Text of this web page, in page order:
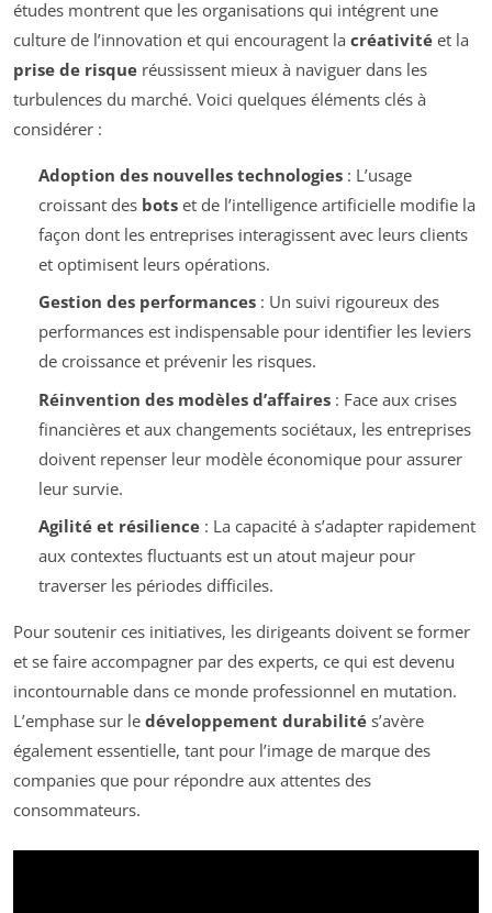
études montrent que les organisations qui intégrent une
culture de l’innovation et qui encouragent la créativité et la
prise de risque réussissent mieux à naviguer dans les
turbulences du marché. Voici quelques éléments clés à
considérer :
Adoption des nouvelles technologies: L’usage
croissant des botset de l’intelligence artificielle modifie la
façon dont les entreprises interagissent avec leurs clients
et optimisent leurs opérations.
Gestion des performances: Un suivi rigoureux des
performances est indispensable pour identifier les leviers
de croissance et prévenir les risques.
Réinvention des modèles d’affaires: Face aux crises
financières et aux changements sociétaux, les entreprises
doivent repenser leur modèle économique pour assurer
leur survie.
Agilité et résilience: La capacité à s’adapter rapidement
aux contextes fluctuants est un atout majeur pour
traverser les périodes difficiles.
Pour soutenir ces initiatives, les dirigeants doivent se former
et se faire accompagner par des experts, ce qui est devenu
incontournable dans ce monde professionnel en mutation.
L’emphase sur le développement durabilité s’avère
également essentielle, tant pour l’image de marque des
companies que pour répondre aux attentes des
consommateurs.